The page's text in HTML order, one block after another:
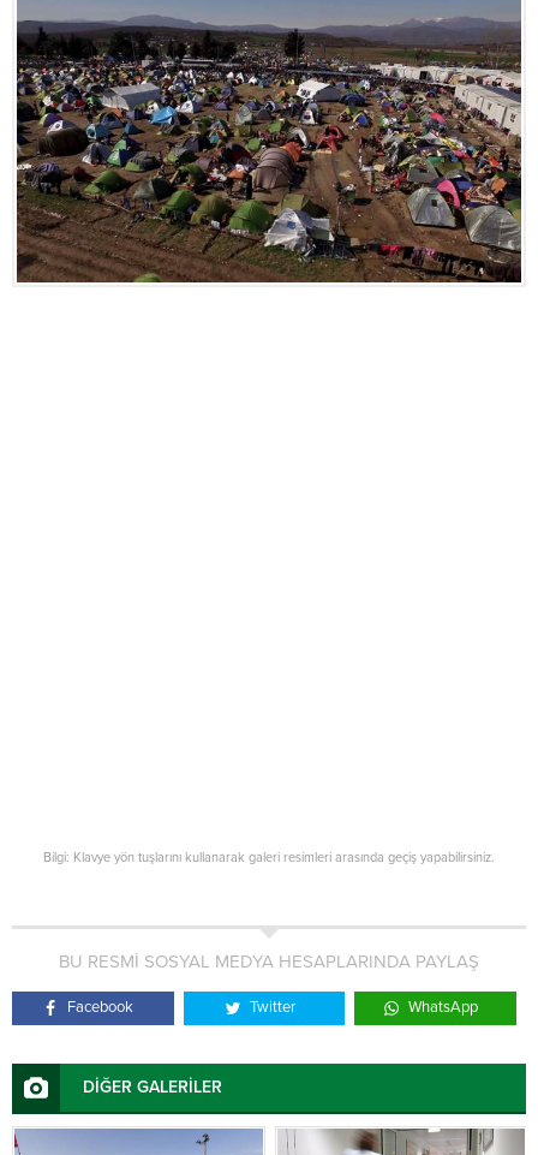
Bilgi: Klavye yön tuşlarını kullanarak galeri resimleri arasında geçiş yapabilirsiniz.
BU RESMİ SOSYAL MEDYA HESAPLARINDA PAYLAŞ
Facebook Twitter WhatsApp
DİĞER GALERİLER